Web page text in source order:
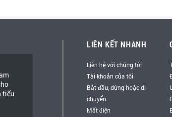
tiểu
LIÊN KẾT NHANH
Liên hệ với chúng tôi
Tài khoản của tôi
Bắt đầu, dừng hoặc di
chuyển
Mất điện